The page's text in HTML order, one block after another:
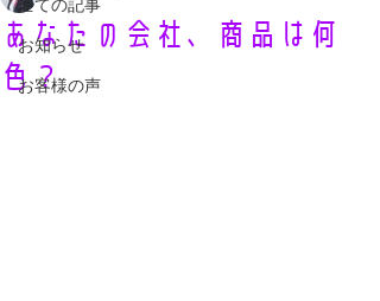
全ての記事
お知らせ
お客様の声
あなたの会社、商品は何
色？